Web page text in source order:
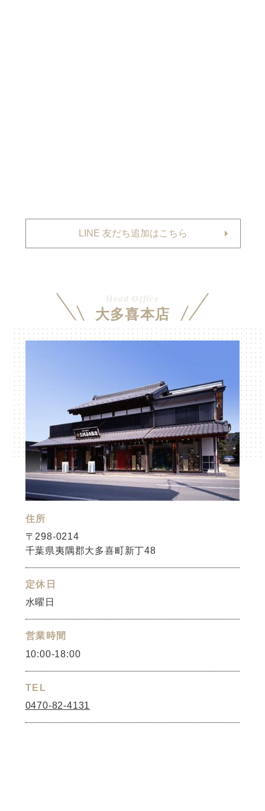
LINE 友だち追加はこちら
Head Office
大多喜本店
住所
〒298-0214
千葉県夷隅郡大多喜町新丁48
定休日
水曜日
営業時間
10:00-18:00
TEL
0470-82-4131